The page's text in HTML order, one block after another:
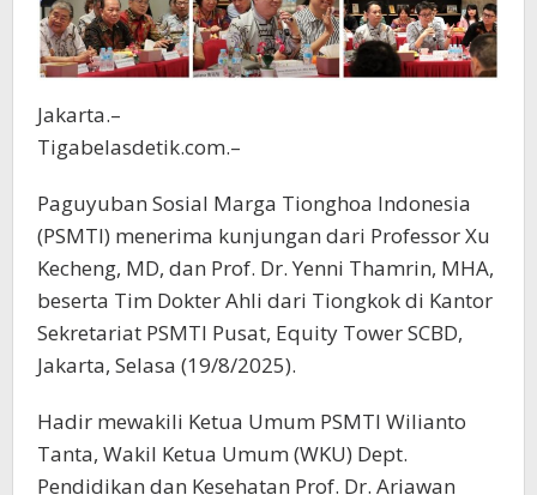
Jakarta.–
Tigabelasdetik.com.–
Paguyuban Sosial Marga Tionghoa Indonesia
(PSMTI) menerima kunjungan dari Professor Xu
Kecheng, MD, dan Prof. Dr. Yenni Thamrin, MHA,
beserta Tim Dokter Ahli dari Tiongkok di Kantor
Sekretariat PSMTI Pusat, Equity Tower SCBD,
Jakarta, Selasa (19/8/2025).
Hadir mewakili Ketua Umum PSMTI Wilianto
Tanta, Wakil Ketua Umum (WKU) Dept.
Pendidikan dan Kesehatan Prof. Dr. Ariawan